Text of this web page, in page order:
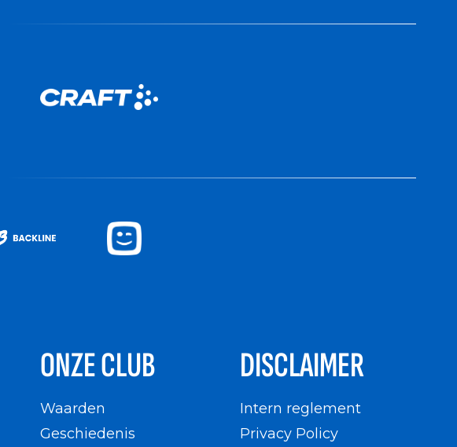
ONZE CLUB
Waarden
Geschiedenis
DISCLAIMER
Intern reglement
Privacy Policy